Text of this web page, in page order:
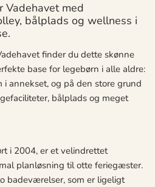
Vadehavet med
bålplads og wellness i
finder du dette skønne
base for legebørn i alle aldre:
annekset, og på den store grund
bålplads og meget
i 2004, er et velindrettet
planløsning til otte feriegæster.
badeværelser, som er ligeligt